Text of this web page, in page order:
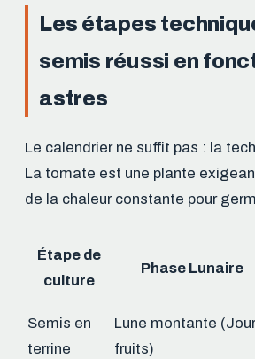
Les étapes
semis réussi en
astres
Le calendrier ne suffit pas : la
La tomate est une plante
de la chaleur constante pour
Étape de
culture
Phase Lunaire
Semis en
terrine
Lune montante
fruits)